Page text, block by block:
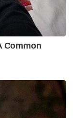
Sainikam